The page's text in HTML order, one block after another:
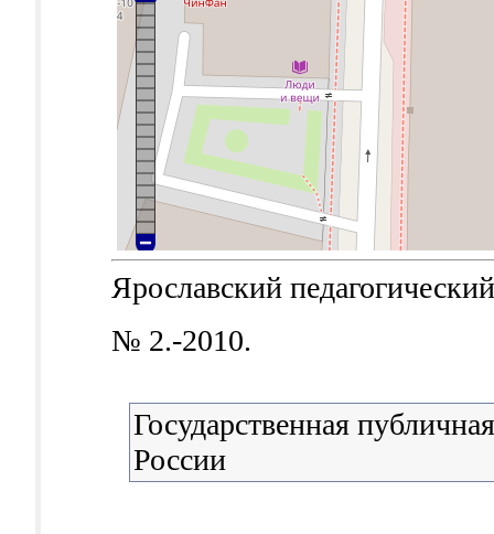
Ярославский
№ 2.-2010.
Государственная
России